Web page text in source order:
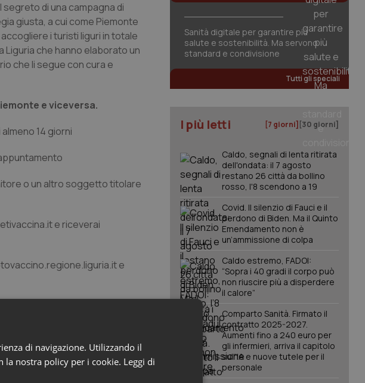
segreto di una campagna di
giusta, a cui come Piemonte
i turisti liguri in totale
che hanno elaborato un
che li segue con cura e
e viceversa.
14 giorni
o un altro soggetto titolare
e riceverai
e
alla Regione di residenza
Sanità digitale per garantire più
salute e sostenibilità. Ma servono
standard e condivisione
Tutti gli speciali
I più letti [7 giorni] [30 giorni]
Caldo, segnali di lenta ritirata
dell'ondata: il 7 agosto
restano 26 città da bollino
rosso, l'8 scendono a 19
Covid. Il silenzio di Fauci e il
perdono di Biden. Ma il Quinto
Emendamento non è
un’ammissione di colpa
Caldo estremo, FADOI:
“Sopra i 40 gradi il corpo può
non riuscire più a disperdere
il calore”
Comparto Sanità. Firmato il
contratto 2025-2027.
Aumenti fino a 240 euro per
gli infermieri, arriva il capitolo
sull'IA e nuove tutele per il
personale
di navigazione. Utilizzando il
la nostra policy per i cookie. Leggi di